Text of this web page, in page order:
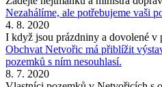
Nezahálíme, ale potřebujeme vaši
4. 8. 2020
I když jsou prázdniny a dovolené
Obchvat Netvořic má přiblížit
pozemků s ním nesouhlasí.
8. 7. 2020